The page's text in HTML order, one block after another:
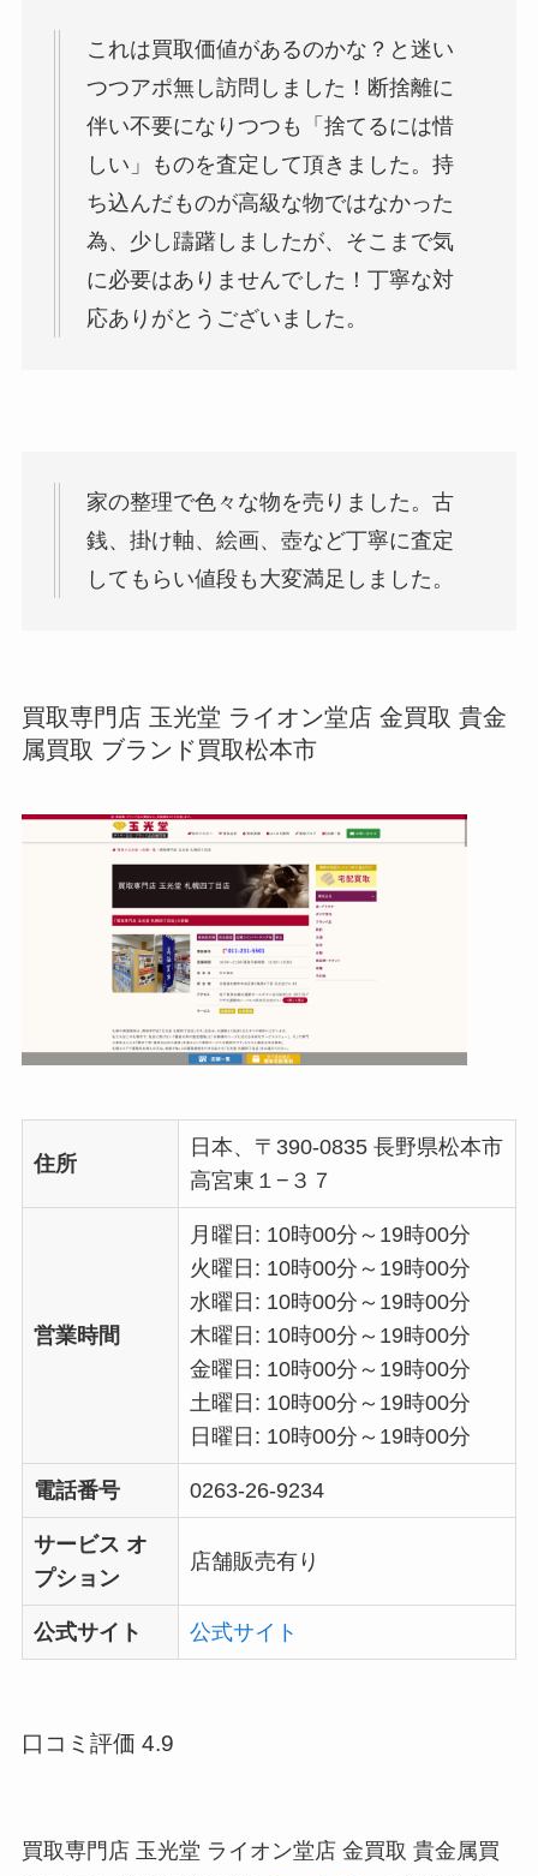
これは買取価値があるのかな？と迷い
つつアポ無し訪問しました！断捨離に
伴い不要になりつつも「捨てるには惜
しい」ものを査定して頂きました。持
ち込んだものが高級な物ではなかった
為、少し躊躇しましたが、そこまで気
に必要はありませんでした！丁寧な対
応ありがとうございました。
家の整理で色々な物を売りました。古
銭、掛け軸、絵画、壺など丁寧に査定
してもらい値段も大変満足しました。
買取専門店 玉光堂 ライオン堂店 金買取 貴金
属買取 ブランド買取松本市
住所
日本、〒390-0835 長野県松本市
高宮東１−３７
営業時間
月曜日: 10時00分～19時00分
火曜日: 10時00分～19時00分
水曜日: 10時00分～19時00分
木曜日: 10時00分～19時00分
金曜日: 10時00分～19時00分
土曜日: 10時00分～19時00分
日曜日: 10時00分～19時00分
電話番号 0263-26-9234
サービス オ
プション
店舗販売有り
公式サイト 公式サイト
口コミ評価 4.9
買取専門店 玉光堂 ライオン堂店 金買取 貴金属買